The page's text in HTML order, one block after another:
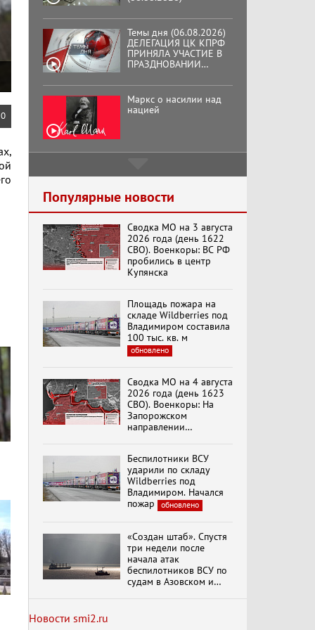
0
Темы дня (06.08.2026)
ДЕЛЕГАЦИЯ ЦК КПРФ
ПРИНЯЛА УЧАСТИЕ В
ПРАЗДНОВАНИИ
ТРЕТЬЕЙ ГОДОВЩИНЫ
ОСВОБОЖДЕНИЯ ОРЛА
ОТ НЕМЕЦКО-
ФАШИСТСКИХ
Маркс о насилии над
нацией
кооператор
Хук слева:
«Додоговаривались...»
(11.06.2026)
Бренды Советской
эпохи "Гжель"
«Изменимся или
вымрем»
К ГРАЖДАНАМ
Г.А. Зюганова,
Председателя ЦК
КПРФ Руководителя
фракции КПРФ в
Государственной Думе
РФ (28.07.2026)
Документальный
фильм "Империализм и
Бить смелее!
В.Баранец, В.Дандыкин,
А.Матвийчук, К.Сивков
Популярные новости
Сводка МО на 3 августа
2026 года (день 1622
СВО). Военкоры: ВС РФ
пробились в центр
Купянска
Площадь пожара на
складе Wildberries под
Владимиром составила
100 тыс. кв. м
обновлено
Сводка МО на 4 августа
2026 года (день 1623
СВО). Военкоры: На
Запорожском
направлении
Степногорска
Беспилотники ВСУ
ударили по складу
Wildberries под
Владимиром. Начался
пожар
обновлено
«Создан штаб». Спустя
три недели после
начала атак
беспилотников ВСУ по
судам в Азовском и
Новости smi2.ru